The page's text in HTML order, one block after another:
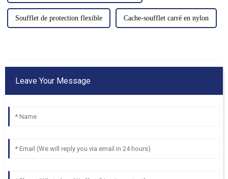
Soufflet de protection flexible Cache-soufflet carré en nylon
Leave Your Message